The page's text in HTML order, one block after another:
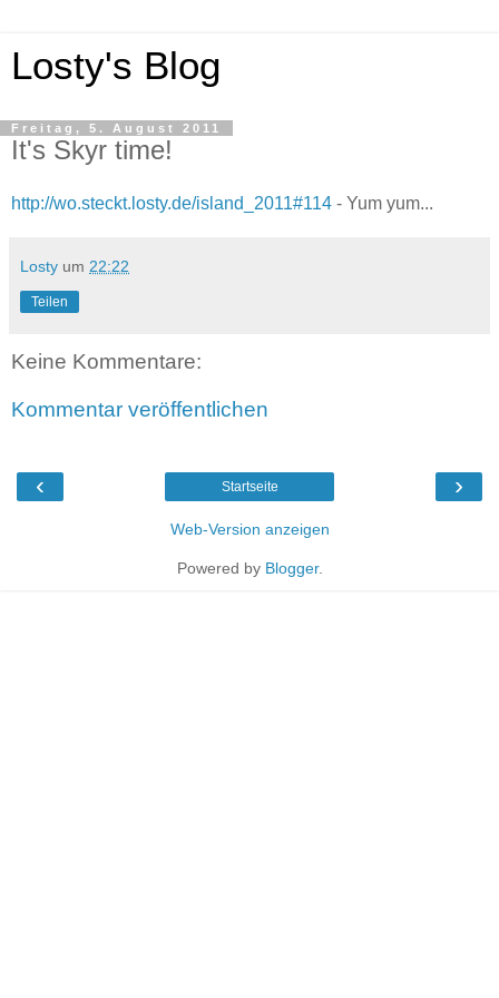
Losty's Blog
Freitag, 5. August 2011
It's Skyr time!
http://wo.steckt.losty.de/island_2011#114 - Yum yum...
Losty um 22:22
Teilen
Keine Kommentare:
Kommentar veröffentlichen
‹ ›
Startseite
Web-Version anzeigen
Powered by Blogger.